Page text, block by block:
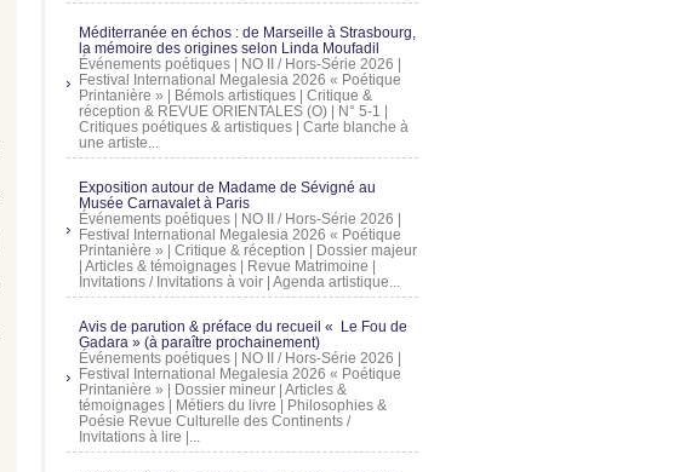
Méditerranée en échos : de Marseille à Strasbourg,
la mémoire des origines selon Linda Moufadil
Événements poétiques | NO II / Hors-Série 2026 |
Festival International Megalesia 2026 « Poétique
Printanière » | Bémols artistiques | Critique &
réception & REVUE ORIENTALES (O) | N° 5-1 |
Critiques poétiques & artistiques | Carte blanche à
une artiste...
Exposition autour de Madame de Sévigné au
Musée Carnavalet à Paris
Événements poétiques | NO II / Hors-Série 2026 |
Festival International Megalesia 2026 « Poétique
Printanière » | Critique & réception | Dossier majeur
| Articles & témoignages | Revue Matrimoine |
Invitations / Invitations à voir | Agenda artistique...
Avis de parution & préface du recueil « Le Fou de
Gadara » (à paraître prochainement)
Événements poétiques | NO II / Hors-Série 2026 |
Festival International Megalesia 2026 « Poétique
Printanière » | Dossier mineur | Articles &
témoignages | Métiers du livre | Philosophies &
Poésie Revue Culturelle des Continents /
Invitations à lire |...